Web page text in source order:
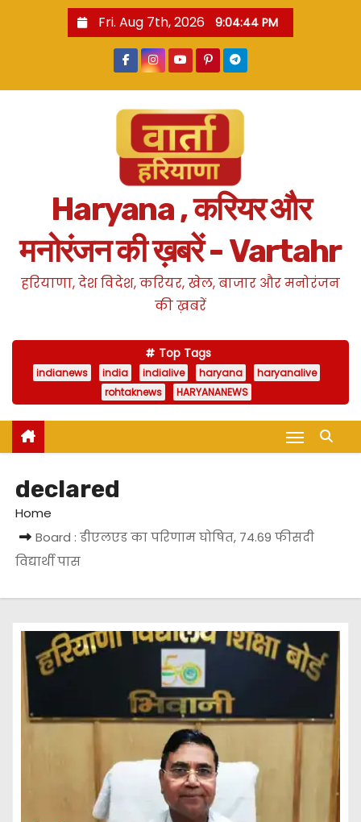
Fri. Aug 7th, 2026 9:04:44 PM
Haryana , करियर और
मनोरंजन की ख़बरें - Vartahr
हरियाणा, देश विदेश, करियर, खेल, बाजार और मनोरंजन
की ख़बरें
Top Tags
indianews india indialive haryana
haryanalive
rohtaknews
HARYANANEWS
declared
Home
Board : डीएलएड का परिणाम घोषित, 74.69 फीसदी
विद्यार्थी पास